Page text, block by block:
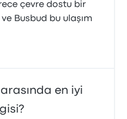
çevre dostu bir
Busbud bu ulaşım
en iyi